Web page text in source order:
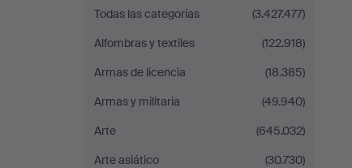
los
lotes
en
Suecia
Todas las categorías
(3.427.477)
Alfombras y textiles
(122.918)
Armas de licencia
(18.385)
Armas y militaria
(49.940)
Arte
(645.032)
Arte asiático
(30.730)